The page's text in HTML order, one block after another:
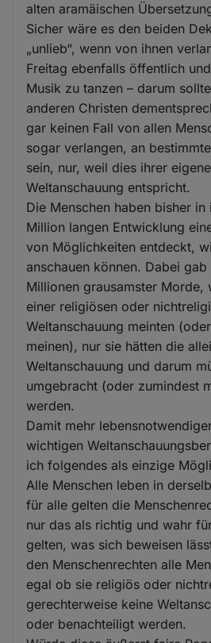
alten aramäischen
Sicher wäre es den beiden
„unlieb“, wenn von ihnen
Freitag ebenfalls öffentlich
Musik zu tanzen – darum
anderen Christen
gar keinen Fall von allen
sogar verlangen, an
sein, nur, weil dies ihrer
Weltanschauung entspricht.
Die Menschen haben bisher
Million langen Entwicklung
von Möglichkeiten entdeckt,
anschauen können. Dabei
Millionen grausamster Morde,
einer religiösen oder
Weltanschauung meinten
meinen), nur sie hätten die
Weltanschauung und darum
umgebracht (oder zumindest
werden.
Damit mehr
wichtigen
ich folgendes als einzige
Alle Menschen leben in
für alle gelten die
nur das als richtig und wahr
gelten, was sich beweisen
den Menschenrechten alle
egal ob sie religiös oder
gerechterweise keine
oder benachteiligt werden.